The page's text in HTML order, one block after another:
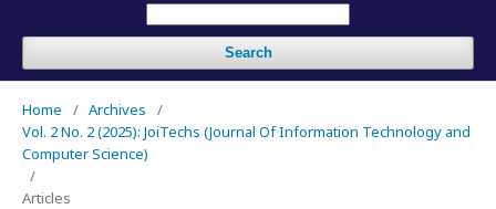
Search
Home / Archives
/
Vol. 2 No. 2 (2025): JoiTechs (Journal Of Information Technology and
Computer Science)
/
Articles